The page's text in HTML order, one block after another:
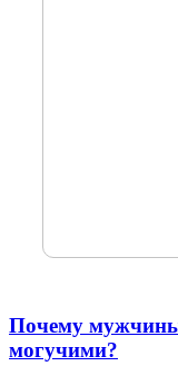
Почему
могучими?